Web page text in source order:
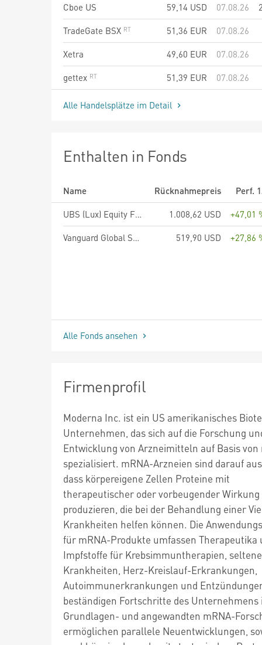
Cboe US
59,14 USD 07.08.26
TradeGate BSX
51,36 EUR
07.08.26
Xetra
49,60 EUR
07.08.26
gettex
51,39 EUR 07.08.26
Alle Handelsplätze im Detail
Enthalten in Fonds
Name Rücknahmepreis
Perf.
UBS (Lux) Equity Fund - Biotech (USD), Anteilsklasse P-acc, USD
1.008,62 USD
+47,01
Vanguard Global Small-Cap Index Fund - USD Acc
519,90 USD +27,86
Alle Fonds ansehen
Firmenprofil
Moderna Inc. ist ein US amerikanisches
Unternehmen, das sich auf die Forschung
Entwicklung von Arzneimitteln auf Basis von
spezialisiert. mRNA-Arzneien sind darauf
dass körpereigene Zellen Proteine mit
therapeutischer oder vorbeugender Wirkung
produzieren, die bei der Behandlung einer
Krankheiten helfen können. Die
für mRNA-Produkte umfassen Therapeutika
Impfstoffe für Krebsimmuntherapien, seltene
Krankheiten, Herz-Kreislauf-Erkrankungen,
Autoimmunerkrankungen und
beständigen Fortschritte des Unternehmens
Grundlagen- und angewandten mRNA-
ermöglichen parallele Neuentwicklungen,